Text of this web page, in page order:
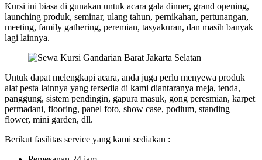
Kursi ini biasa di gunakan untuk acara gala dinner, grand opening,
launching produk, seminar, ulang tahun, pernikahan, pertunangan,
meeting, family gathering, peremian, tasyakuran, dan masih banyak
lagi lainnya.
Untuk dapat melengkapi acara, anda juga perlu menyewa produk
alat pesta lainnya yang tersedia di kami diantaranya meja, tenda,
panggung, sistem pendingin, gapura masuk, gong peresmian, karpet
permadani, flooring, panel foto, show case, podium, standing
flower, mini garden, dll.
Berikut fasilitas service yang kami sediakan :